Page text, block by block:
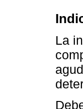
La